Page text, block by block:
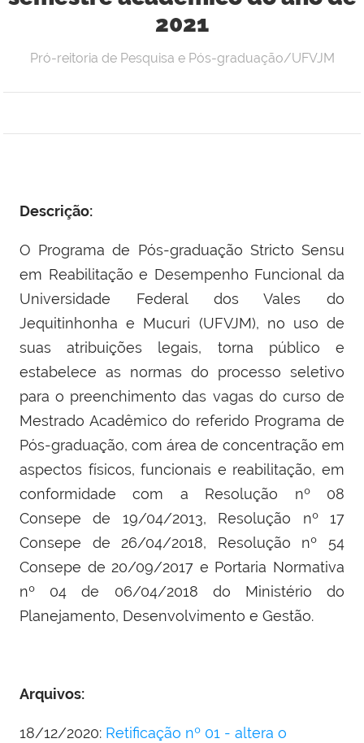
2021
Pró-reitoria de Pesquisa e Pós-graduação/UFVJM
Descrição:
O Programa de Pós-graduação Stricto Sensu
em Reabilitação e Desempenho Funcional da
Universidade Federal dos Vales do
Jequitinhonha e Mucuri (UFVJM), no uso de
suas atribuições legais, torna público e
estabelece as normas do processo seletivo
para o preenchimento das vagas do curso de
Mestrado Acadêmico do referido Programa de
Pós-graduação, com área de concentração em
aspectos físicos, funcionais e reabilitação, em
conformidade com a Resolução nº 08
Consepe de 19/04/2013, Resolução nº 17
Consepe de 26/04/2018, Resolução nº 54
Consepe de 20/09/2017 e Portaria Normativa
nº 04 de 06/04/2018 do Ministério do
Planejamento, Desenvolvimento e Gestão.
Arquivos:
18/12/2020: Retificação nº 01 - altera o